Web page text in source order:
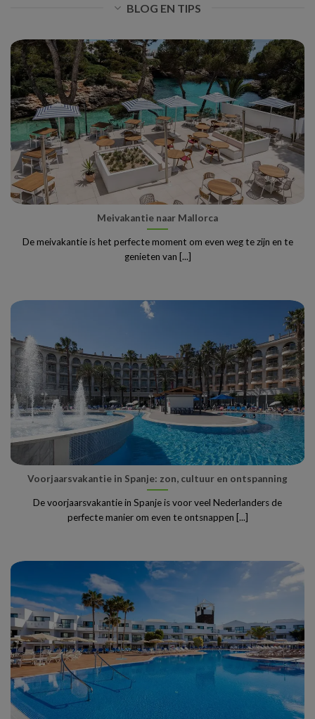
BLOG EN TIPS
Meivakantie naar Mallorca
De meivakantie is het perfecte moment om even weg te zijn en te
genieten van [...]
Voorjaarsvakantie in Spanje: zon, cultuur en ontspanning
De voorjaarsvakantie in Spanje is voor veel Nederlanders de
perfecte manier om even te ontsnappen [...]